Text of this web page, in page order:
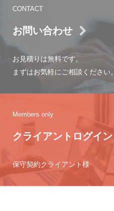
CONTACT
お問い合わせ
お見積りは無料です。
まずはお気軽にご相談ください。
Members only
クライアントログイン
保守契約クライアント様